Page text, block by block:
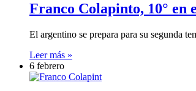
Franco Colapinto, 10°
El argentino se prepara para su segunda
Leer más »
6 febrero